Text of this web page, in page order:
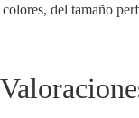
colores, del tamaño